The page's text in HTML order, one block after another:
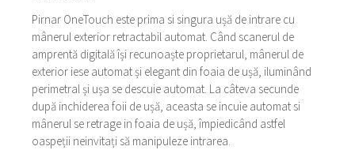
Pirnar OneTouch este prima si singura ușă de intrare cu
mânerul exterior retractabil automat. Când scanerul de
amprentă digitală își recunoaște proprietarul, mânerul de
exterior iese automat și elegant din foaia de ușă, iluminând
perimetral și ușa se descuie automat. La câteva secunde
după inchiderea foii de ușă, aceasta se incuie automat si
mânerul se retrage in foaia de ușă, împiedicând astfel
oaspeții neinvitați să manipuleze intrarea.